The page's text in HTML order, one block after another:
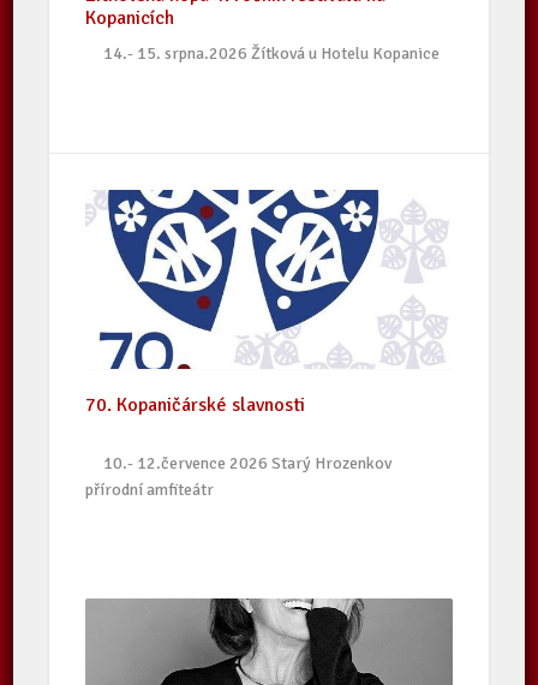
Kopanicích
14.- 15. srpna.2026 Žítková u Hotelu Kopanice
70. Kopaničárské slavnosti
10.- 12.července 2026 Starý Hrozenkov
přírodní amfiteátr